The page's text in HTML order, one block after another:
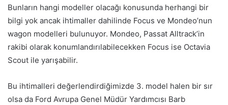
Bunların hangi modeller olacağı konusunda herhangi bir
bilgi yok ancak ihtimaller dahilinde Focus ve Mondeo’nun
wagon modelleri bulunuyor. Mondeo, Passat Alltrack’in
rakibi olarak konumlandırılabilecekken Focus ise Octavia
Scout ile yarışabilir.
Bu ihtimalleri değerlendirdiğimizde 3. model halen bir sır
olsa da Ford Avrupa Genel Müdür Yardımcısı Barb